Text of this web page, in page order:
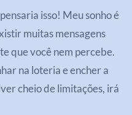
isso! Meu sonho é
muitas mensagens
que você nem percebe.
na loteria e encher a
cheio de limitações, irá